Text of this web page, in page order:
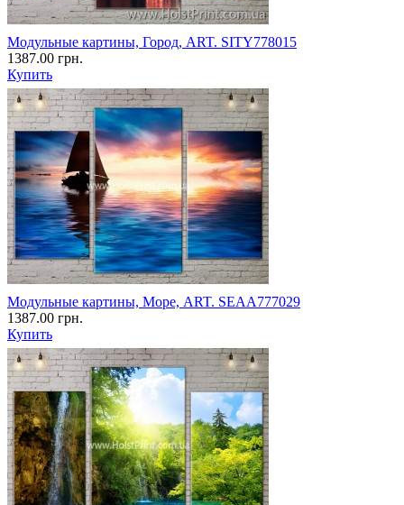
Модульные картины, Город, ART. SITY778015
1387.00 грн.
Купить
Модульные картины, Море, ART. SEAA777029
1387.00 грн.
Купить